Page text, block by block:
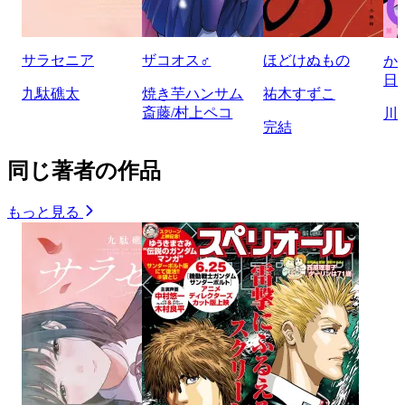
サラセニア
九駄礁太
ザコオス♂
焼き芋ハンサム
斎藤/村上ペコ
ほどけぬもの
祐木すずこ
完結
か
日
川
同じ著者の作品
もっと見る